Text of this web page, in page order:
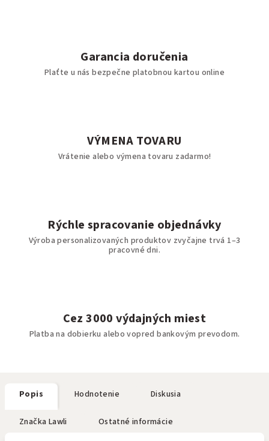
Garancia doručenia
Plaťte u nás bezpečne platobnou kartou online
VÝMENA TOVARU
Vrátenie alebo výmena tovaru zadarmo!
Rýchle spracovanie objednávky
Výroba personalizovaných produktov zvyčajne trvá 1–3
pracovné dni.
Cez 3000 výdajných miest
Platba na dobierku alebo vopred bankovým prevodom.
Popis Hodnotenie Diskusia
Značka Lawli Ostatné informácie